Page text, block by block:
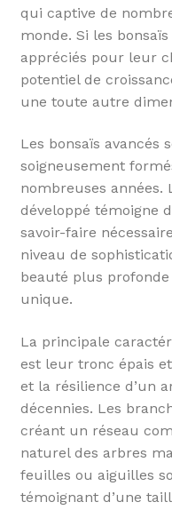
qui captive de
monde. Si les
appréciés pour leur
potentiel de
une toute autre
Les bonsaïs avancés
soigneusement
nombreuses
développé témoigne
savoir-faire
niveau de
beauté plus
unique.
La principale
est leur tronc épais
et la résilience d’un
décennies. Les
créant un réseau
naturel des arbres
feuilles ou aiguilles
témoignant d’une